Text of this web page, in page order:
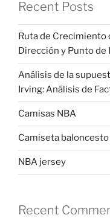
Recent Posts
Ruta de Crecimiento
Dirección y Punto
Análisis de la
Irving: Análisis de
Camisas NBA
Camiseta baloncesto
NBA jersey
Recent